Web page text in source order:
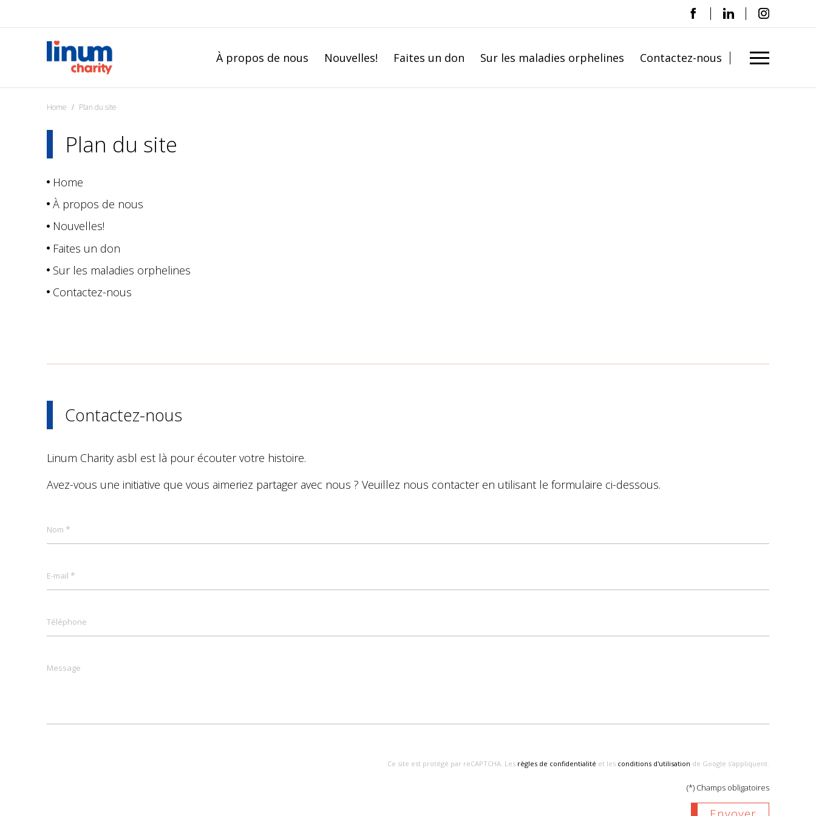
À propos de nous Nouvelles! Faites un don Sur les maladies orphelines Contactez-nous
Home Plan du site
Plan du site
Home
À propos de nous
Nouvelles!
Faites un don
Sur les maladies orphelines
Contactez-nous
Contactez-nous
Linum Charity asbl est là pour écouter votre histoire.
Avez-vous une initiative que vous aimeriez partager avec nous ? Veuillez nous contacter en utilisant le formulaire ci-dessous.
Nom *
E-mail *
Téléphone
Message
Ce site est protégé par reCAPTCHA. Les règles de confidentialité et les conditions d'utilisation de Google s'appliquent.
(*) Champs obligatoires